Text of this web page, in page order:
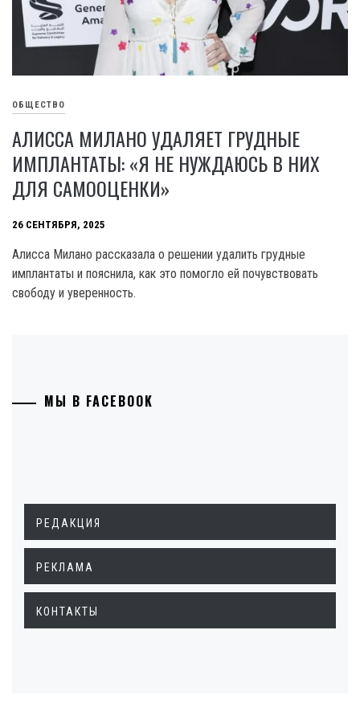
ОБЩЕСТВО
АЛИССА МИЛАНО УДАЛЯЕТ ГРУДНЫЕ
ИМПЛАНТАТЫ: «Я НЕ НУЖДАЮСЬ В НИХ
ДЛЯ САМООЦЕНКИ»
26 СЕНТЯБРЯ, 2025
Алисса Милано рассказала о решении удалить грудные
имплантаты и пояснила, как это помогло ей почувствовать
свободу и уверенность.
МЫ В FACEBOOK
РЕДАКЦИЯ
РЕКЛАМА
КОНТАКТЫ